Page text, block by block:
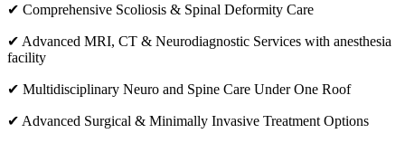
✔ Comprehensive Scoliosis & Spinal Deformity Care
✔ Advanced MRI, CT & Neurodiagnostic Services with anesthesia
facility
✔ Multidisciplinary Neuro and Spine Care Under One Roof
✔ Advanced Surgical & Minimally Invasive Treatment Options